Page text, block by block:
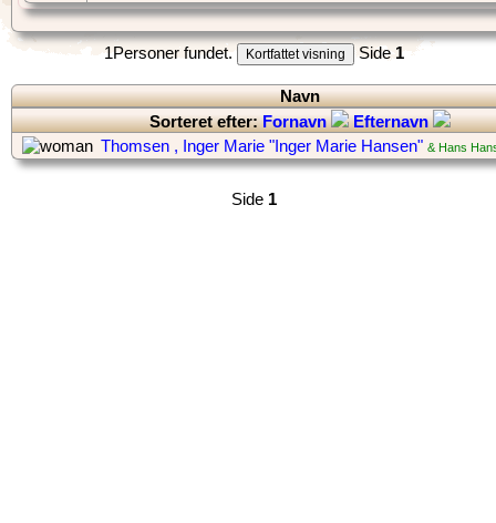
1Personer fundet. Side 1
Navn
Sorteret efter:Fornavn
Efternavn
Thomsen , Inger Marie "Inger Marie Hansen" & Hans
Side 1